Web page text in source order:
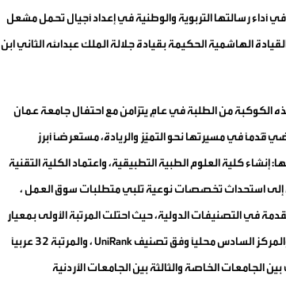
رسالتها التربوية والوطنية في إعداد أجيال تحمل مشعل
الهاشمية الحكيمة بقيادة جلالة الملك عبدالله الثاني ابن
الكوكبة من الطلبة في عامٍ يتزامن مع احتفال جامعة عمان
قُدماً في مسيرتها نحو التميّز والريادة، مستعرضاً أبرز
كلية العلوم الطبية التطبيقية، واعتماد الكلية التقنية
عام 2025-2026، بالإضافة إلى استحداث تخصصات نوعية تلبي متطلبات سوق العمل ،
في التصنيفات الدولية، حيث احتلت المرتبة الأولى بمعيار
UniRank
، والمرتبة 32 عربياً
الجامعات الخاصة والثالثة بين الجامعات الأردنية